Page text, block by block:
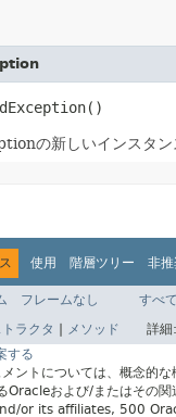
の新しいインスタン
使用 階層ツリー 非
フレームなし
すべ
ラクタ | メソッド 詳細:
する
ントについては、概念的
Oracleおよび/またはその関
or its affiliates, 500